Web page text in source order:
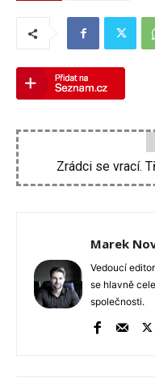
Zdeněk Pohlreich
Marek
Vedoucí
se hlavně
společnosti.